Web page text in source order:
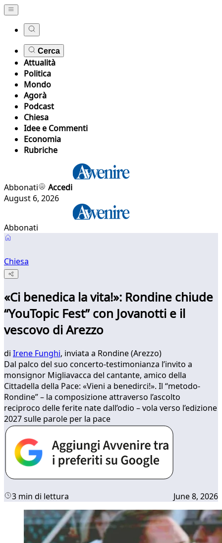
Cerca
Attualità
Politica
Mondo
Agorà
Podcast
Chiesa
Idee e Commenti
Economia
Rubriche
Abbonati
Accedi
August 6, 2026
Abbonati
Chiesa
«Ci benedica la vita!»: Rondine chiude
“YouTopic Fest” con Jovanotti e il
vescovo di Arezzo
di Irene Funghi, inviata a Rondine (Arezzo)
Dal palco del suo concerto-testimonianza l’invito a
monsignor Migliavacca del cantante, amico della
Cittadella della Pace: «Vieni a benedirci!». Il “metodo-
Rondine” – la composizione attraverso l’ascolto
reciproco delle ferite nate dall’odio – vola verso l’edizione
2027 sulle parole per la pace
3 min di lettura June 8, 2026